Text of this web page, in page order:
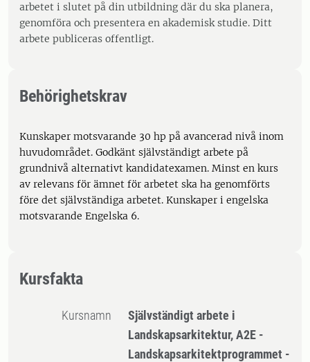
arbetet i slutet på din utbildning där du ska planera,
genomföra och presentera en akademisk studie. Ditt
arbete publiceras offentligt.
Behörighetskrav
Kunskaper motsvarande 30 hp på avancerad nivå inom
huvudområdet. Godkänt självständigt arbete på
grundnivå alternativt kandidatexamen. Minst en kurs
av relevans för ämnet för arbetet ska ha genomförts
före det självständiga arbetet. Kunskaper i engelska
motsvarande Engelska 6.
Kursfakta
Kursnamn
Självständigt arbete i
Landskapsarkitektur, A2E -
Landskapsarkitektprogrammet -